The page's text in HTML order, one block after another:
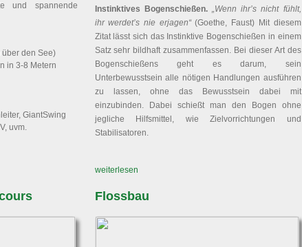
und spannende
den See)
in 3-8 Metern
GiantSwing
uvm.
Instinktives Bogenschießen. „Wenn ihr’s nicht fühlt,
ihr werdet’s nie erjagen“(Goethe, Faust) Mit diesem
Zitat lässt sich das Instinktive Bogenschießen in einem
Satz sehr bildhaft zusammenfassen. Bei dieser Art des
Bogenschießens geht es darum, sein
Unterbewusstsein alle nötigen Handlungen ausführen
zu lassen, ohne das Bewusstsein dabei mit
einzubinden. Dabei schießt man den Bogen ohne
jegliche Hilfsmittel, wie Zielvorrichtungen und
Stabilisatoren.
weiterlesen
Flossbau